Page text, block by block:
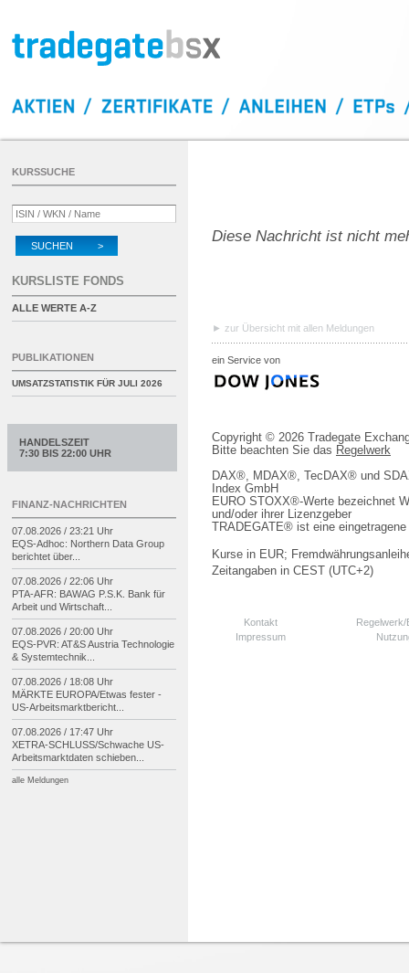
Diese Nachricht ist nicht
zur Übersicht mit allen Meldungen
ein Service von
Copyright © 2026 Tradegate
Bitte beachten Sie das Regelwerk
DAX®, MDAX®, TecDAX® und
Index GmbH
EURO STOXX®-Werte bezeichnet
und/oder ihrer Lizenzgeber
TRADEGATE® ist eine
Kurse in EUR;
Zeitangaben in CEST (UTC+2)
Kontakt
Impressum
KURSSUCHE
SUCHEN >
KURSLISTE FONDS
ALLE WERTE A-Z
PUBLIKATIONEN
UMSATZSTATISTIK FÜR JULI 2026
HANDELSZEIT
7:30 BIS 22:00 UHR
FINANZ-NACHRICHTEN
07.08.2026 / 23:21 Uhr
EQS-Adhoc: Northern Data Group
berichtet über...
07.08.2026 / 22:06 Uhr
PTA-AFR: BAWAG P.S.K. Bank für
Arbeit und Wirtschaft...
07.08.2026 / 20:00 Uhr
EQS-PVR: AT&S Austria Technologie
& Systemtechnik...
07.08.2026 / 18:08 Uhr
MÄRKTE EUROPA/Etwas fester -
US-Arbeitsmarktbericht...
07.08.2026 / 17:47 Uhr
XETRA-SCHLUSS/Schwache US-
Arbeitsmarktdaten schieben...
alle Meldungen